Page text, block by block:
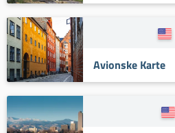
Avionske Karte